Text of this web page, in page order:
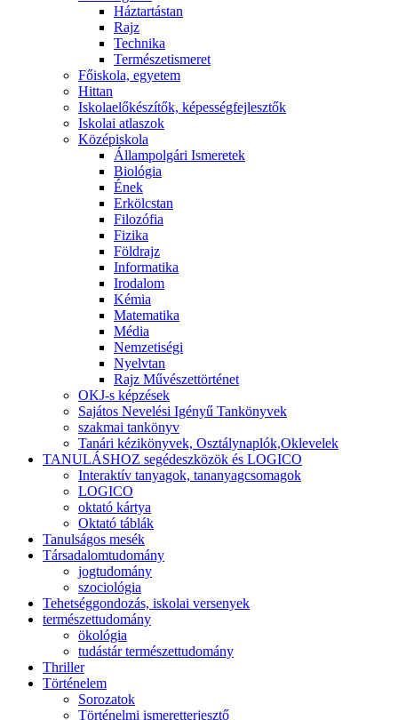
Háztartástan
Rajz
Technika
Természetismeret
Főiskola, egyetem
Hittan
Iskolaelőkészítők, képességfejlesztők
Iskolai atlaszok
Középiskola
Állampolgári Ismeretek
Biológia
Ének
Erkölcstan
Filozófia
Fizika
Földrajz
Informatika
Irodalom
Kémia
Matematika
Média
Nemzetiségi
Nyelvtan
Rajz Művészettörténet
OKJ-s képzések
Sajátos Nevelési Igényű Tankönyvek
szakmai tankönyv
Tanári kézikönyvek, Osztálynaplók,Oklevelek
TANULÁSHOZ segédeszközök és LOGICO
Interaktív tanyagok, tananyagcsomagok
LOGICO
oktató kártya
Oktató táblák
Tanulságos mesék
Társadalomtudomány
jogtudomány
szociológia
Tehetséggondozás, iskolai versenyek
természettudomány
ökológia
tudástár természettudomány
Thriller
Történelem
Sorozatok
Történelmi ismeretterjesztő